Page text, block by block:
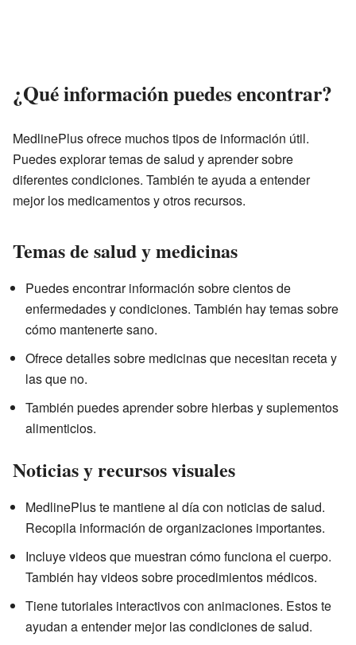
¿Qué información puedes encontrar?
MedlinePlus ofrece muchos tipos de información útil.
Puedes explorar temas de salud y aprender sobre
diferentes condiciones. También te ayuda a entender
mejor los medicamentos y otros recursos.
Temas de salud y medicinas
Puedes encontrar información sobre cientos de
enfermedades y condiciones. También hay temas sobre
cómo mantenerte sano.
Ofrece detalles sobre medicinas que necesitan receta y
las que no.
También puedes aprender sobre hierbas y suplementos
alimenticios.
Noticias y recursos visuales
MedlinePlus te mantiene al día con noticias de salud.
Recopila información de organizaciones importantes.
Incluye videos que muestran cómo funciona el cuerpo.
También hay videos sobre procedimientos médicos.
Tiene tutoriales interactivos con animaciones. Estos te
ayudan a entender mejor las condiciones de salud.